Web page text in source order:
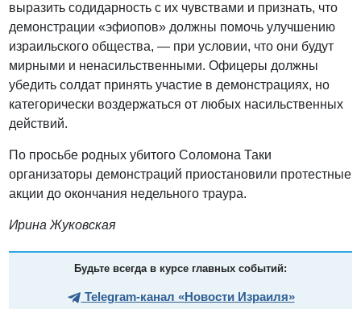
выразить содидарность с их чувствами и признать, что
демонстрации «эфиопов» должны помочь улучшению
израильского общества, — при условии, что они будут
мирными и ненасильственными. Офицеры должны
убедить солдат принять участие в демонстрациях, но
категорически воздержаться от любых насильственных
действий.
По просьбе родных убитого Соломона Таки
организаторы демонстраций приостановили протестные
акции до окончания недельного траура.
Ирина Жуковская
Будьте всегда в курсе главных событий:
Telegram-канал «Новости Израиля»